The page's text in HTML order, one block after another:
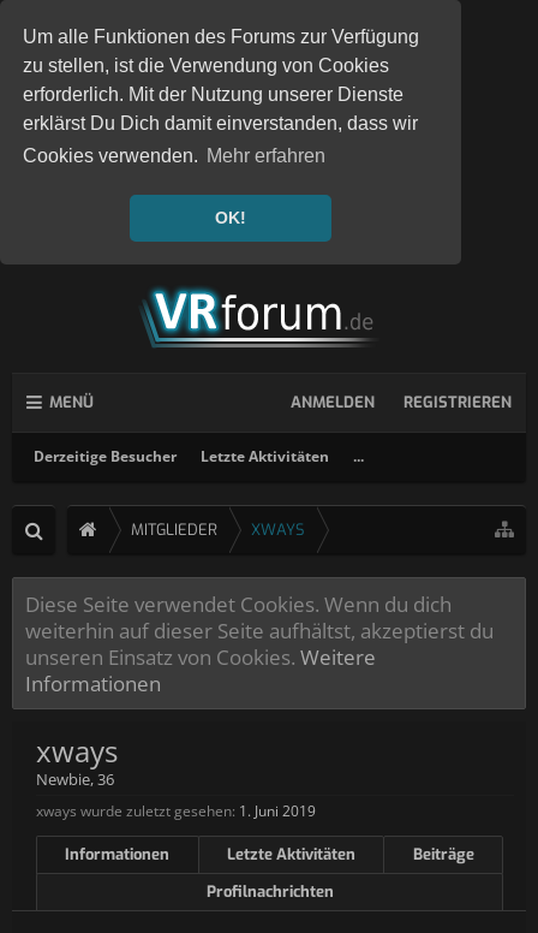
Um alle Funktionen des Forums zur Verfügung
zu stellen, ist die Verwendung von Cookies
erforderlich. Mit der Nutzung unserer Dienste
erklärst Du Dich damit einverstanden, dass wir
Cookies verwenden. Mehr erfahren
OK!
MENÜ
Derzeitige Besucher Letzte Aktivitäten ...
ANMELDEN REGISTRIEREN
MITGLIEDER XWAYS
Diese Seite verwendet Cookies. Wenn du dich
weiterhin auf dieser Seite aufhältst, akzeptierst du
unseren Einsatz von Cookies. Weitere
Informationen
xways
Newbie, 36
xways wurde zuletzt gesehen: 1. Juni 2019
Informationen Letzte Aktivitäten
Beiträge
Profilnachrichten